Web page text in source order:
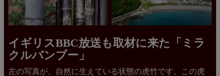
イギリスBBC放送も取材に来た「ミラ
クルバンブー」
左の写真が、自然に生えている状態の虎竹です。この虎